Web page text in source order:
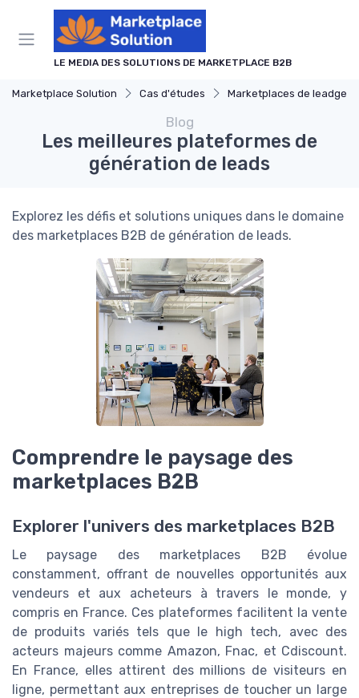
LE MEDIA DES SOLUTIONS DE MARKETPLACE B2B
Marketplace Solution Cas d'études Marketplaces de leadgen
Blog
Les meilleures plateformes de
génération de leads
Explorez les défis et solutions uniques dans le domaine
des marketplaces B2B de génération de leads.
Comprendre le paysage des
marketplaces B2B
Explorer l'univers des marketplaces B2B
Le paysage des marketplaces B2B évolue
constamment, offrant de nouvelles opportunités aux
vendeurs et aux acheteurs à travers le monde, y
compris en France. Ces plateformes facilitent la vente
de produits variés tels que le high tech, avec des
acteurs majeurs comme Amazon, Fnac, et Cdiscount.
En France, elles attirent des millions de visiteurs en
ligne, permettant aux entreprises de toucher un large
Panneau de gestion des cookies